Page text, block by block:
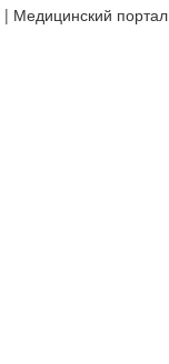
| Медицинский портал